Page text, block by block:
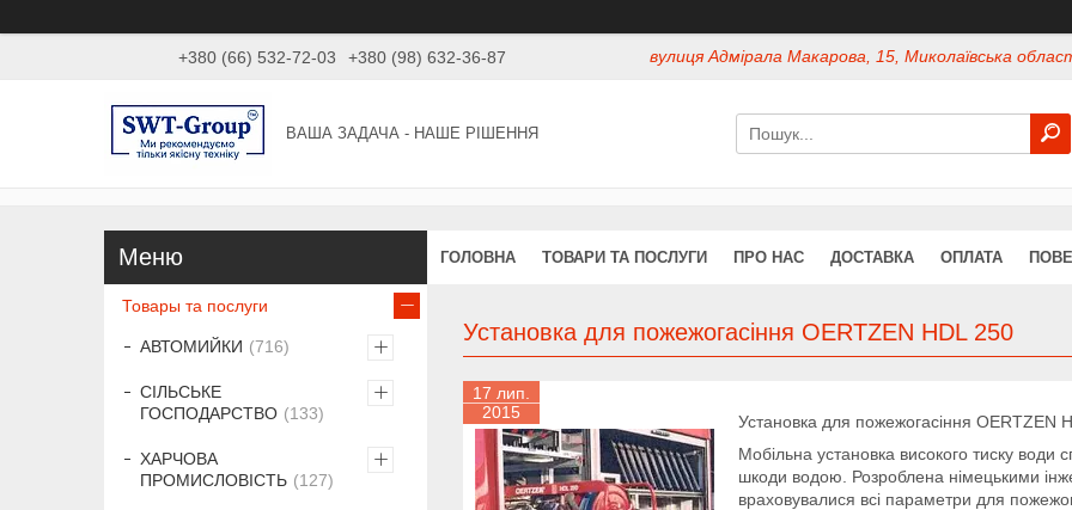
+380 (66) 532-72-03 +380 (98) 632-36-87 вулиця Адмірала Макарова, 15, Миколаївська
ВАША ЗАДАЧА - НАШЕ РІШЕННЯ
ГОЛОВНА ТОВАРИ ТА ПОСЛУГИ ПРО НАС ДОСТАВКА ОПЛАТА
Установка для пожежогасіння OERTZEN HDL 250
17 лип.
2015
Установка для пожежогасіння OERTZEN
Мобільна установка високого тиску
шкоди водою. Розроблена німецькими
враховувалися всі параметри для
Товары та послуги
АВТОМИЙКИ 716
СІЛЬСЬКЕ
ГОСПОДАРСТВО
133
ХАРЧОВА
ПРОМИСЛОВІСТЬ
127